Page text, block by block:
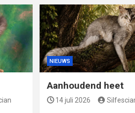
NIEUWS
Aanhoudend heet
14 juli 2026